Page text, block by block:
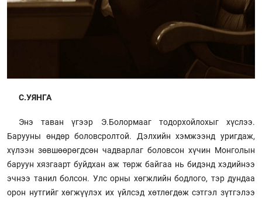
С.УЯНГА
Энэ таван үгээр Э.Болормааг тодорхойлохыг хүслээ.
Барууны өндөр боловсролтой. Дэлхийн хэмжээнд уригдаж,
хүлээн зөвшөөрөгдсөн чадварлаг боловсон хүчин Монголын
баруун хязгаарт буйдхан аж төрж байгаа нь бидэнд хэдийнээ
эчнээ танил болсон. Улс орны хөгжлийн бодлого, тэр дундаа
орон нутгийг хөгжүүлэх их үйлсэд хөтлөгдөж сэтгэл зүтгэлээ